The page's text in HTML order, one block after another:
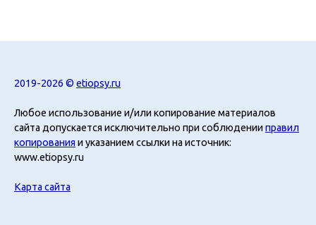
2019-2026 © etiopsy.ru
Любое использование и/или копирование материалов
сайта допускается исключительно при соблюденииправил
копирования и указанием ссылки на источник:
www.etiopsy.ru
Карта сайта